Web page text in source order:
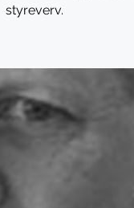
styreverv.